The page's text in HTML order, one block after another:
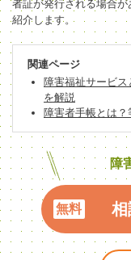
者証が発行される場合
紹介します。
関連ページ
障害福祉サービ
を解説
障害者手帳とは？
障
相